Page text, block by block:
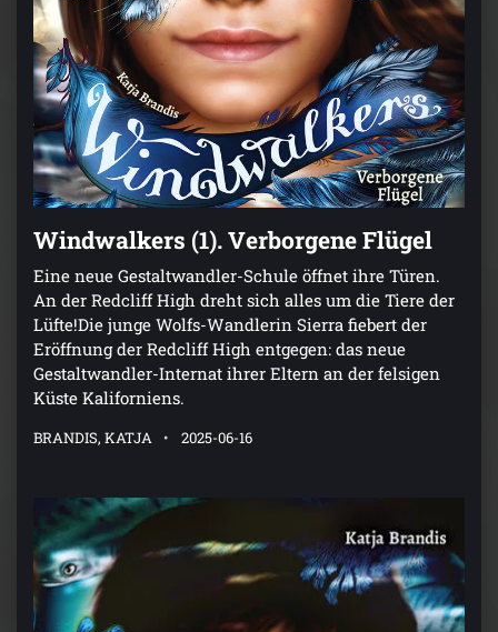
Windwalkers (1). Verborgene Flügel
Eine neue Gestaltwandler-Schule öffnet ihre Türen.
An der Redcliff High dreht sich alles um die Tiere der
Lüfte!Die junge Wolfs-Wandlerin Sierra fiebert der
Eröffnung der Redcliff High entgegen: das neue
Gestaltwandler-Internat ihrer Eltern an der felsigen
Küste Kaliforniens.
BRANDIS, KATJA 2025-06-16